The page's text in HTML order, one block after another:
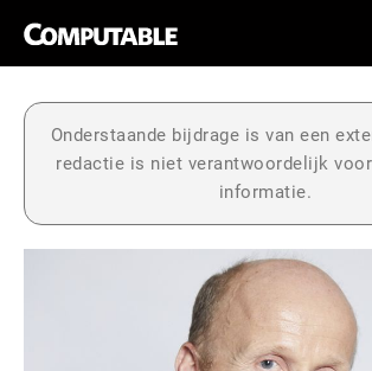
Onderstaande bijdrage is van een
redactie is niet verantwoordelijk
informatie.